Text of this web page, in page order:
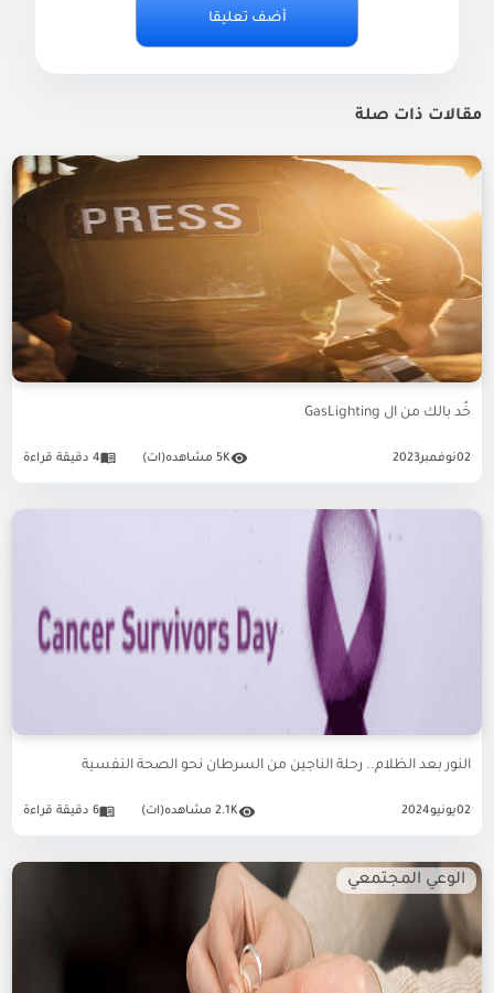
مقالات ذات صلة
خُد بالك من ال GasLighting
02نوفمبر2023 5K مشاهده(ات) 4 دقيقة قراءة
النور بعد الظلام.. رحلة الناجين من السرطان نحو الصحة النفسية
02يونيو2024 2.1K مشاهده(ات) 6 دقيقة قراءة
الوعي المجتمعي